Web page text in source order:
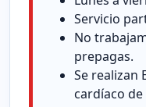
Servicio
No
prepagas.
Se realizan
cardíaco